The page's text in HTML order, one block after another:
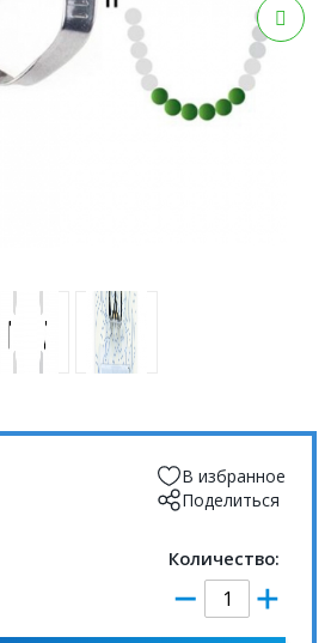
В избранное
Поделиться
Количество: